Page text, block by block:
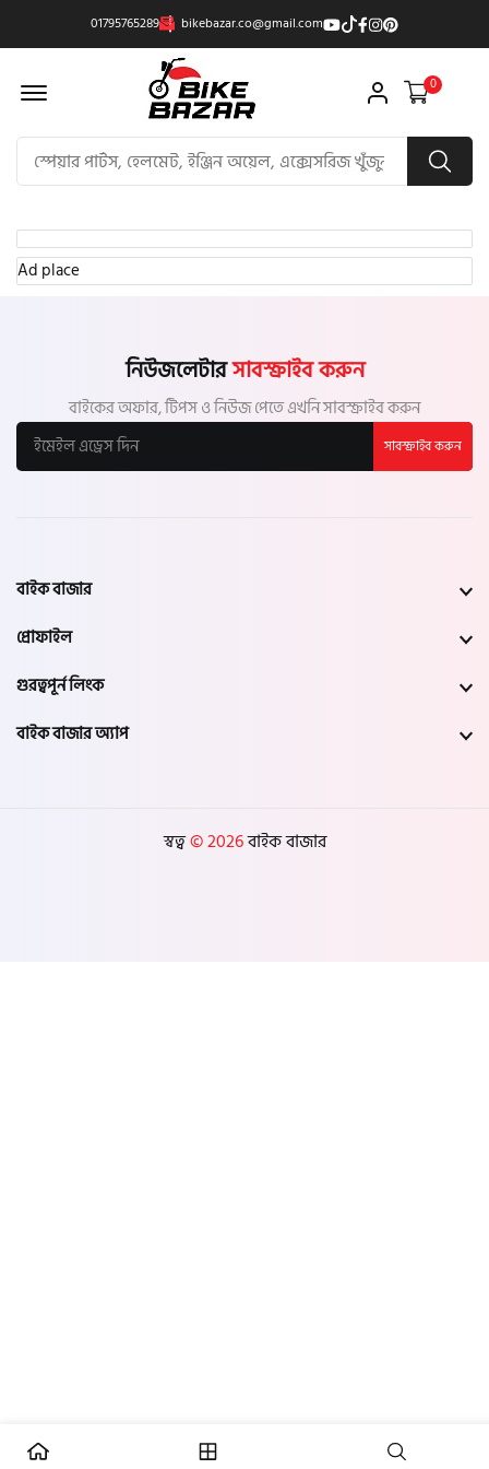
01795765289 bikebazar.co@gmail.com
Offcanvas Menu Open 0
Ad place
নিউজলেটারসাবস্ক্রাইব করুন
বাইকের অফার, টিপস ও নিউজ পেতে এখনি সাবস্ক্রাইব করুন
সাবস্ক্রাইব করুন
বাইক বাজার
প্রোফাইল
গুরত্বপূর্ন লিংক
বাইক বাজার অ্যাপ
স্বত্ব© 2026বাইক বাজার